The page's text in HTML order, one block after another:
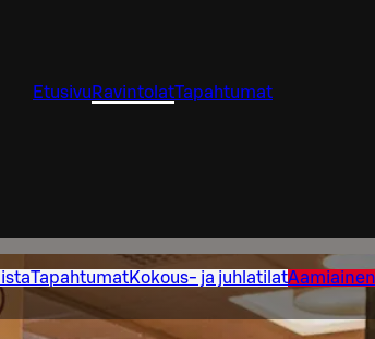
Etusivu RavintolatTapahtumat
TapahtumatKokous- ja juhlatilatAamiainen